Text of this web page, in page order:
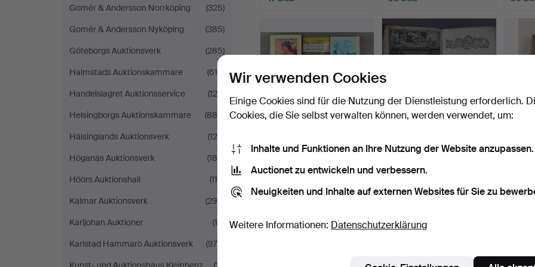
Gomér & Andersson Norrköping
(325)
Gomér & Andersson Nyköping
(385)
Göteborgs Auktionsverk
(285)
Halmstads Auktionskammare
(619)
Handelslagret Auktionsservice
(120)
Helsingborgs Auktionskammare
(889)
Hälsinglands Auktionsverk
(120)
Höganäs Auktionsverk
(180)
Höörs Auktionshall
(114)
Kalmar Auktionsverk
(295)
Karljohan Auktioner
(10)
Karlstad Hammarö Auktionsverk
(978)
- Bellmer / Griesel /
Beendet 28. Mär 2024
35 USD
- BIBEL - 18. Jahrhundert,
ca. 18,7 x 12,5…
Beendet 16. Jan 2024
58 USD
-
35
Wir verwenden Cookies
Einige Cookies sind für die Nutzung der Dienstleistung erforderlich.
Cookies, die Sie selbst verwalten können, werden verwendet, um:
Inhalte und Funktionen an Ihre Nutzung der Website anzupassen.
Auctionet zu entwickeln und verbessern.
Neuigkeiten und Inhalte auf externen Websites für Sie zu
Weitere Informationen: Datenschutzerklärung